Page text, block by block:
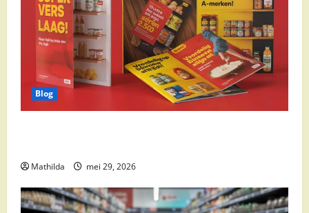
Blog
Mathilda mei 29, 2026